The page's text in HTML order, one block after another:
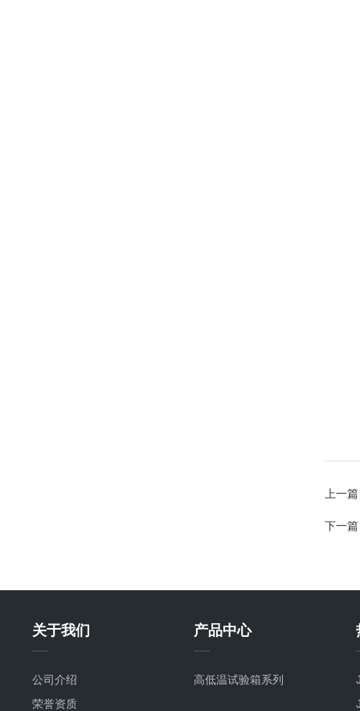
上一
下一
关于我们
公司介绍
荣誉资质
产品中心
高低温试验箱系列